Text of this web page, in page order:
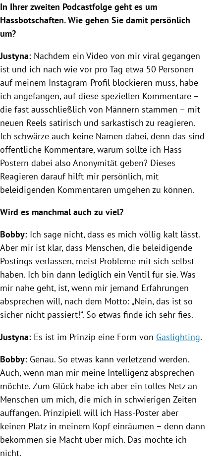
In Ihrer zweiten Podcastfolge geht es um
Hassbotschaften. Wie gehen Sie damit persönlich
um?
Justyna: Nachdem ein Video von mir viral gegangen
ist und ich nach wie vor pro Tag etwa 50 Personen
auf meinem Instagram-Profil blockieren muss, habe
ich angefangen, auf diese speziellen Kommentare –
die fast ausschließlich von Männern stammen – mit
neuen Reels satirisch und sarkastisch zu reagieren.
Ich schwärze auch keine Namen dabei, denn das sind
öffentliche Kommentare, warum sollte ich Hass-
Postern dabei also Anonymität geben? Dieses
Reagieren darauf hilft mir persönlich, mit
beleidigenden Kommentaren umgehen zu können.
Wird es manchmal auch zu viel?
Bobby: Ich sage nicht, dass es mich völlig kalt lässt.
Aber mir ist klar, dass Menschen, die beleidigende
Postings verfassen, meist Probleme mit sich selbst
haben. Ich bin dann lediglich ein Ventil für sie. Was
mir nahe geht, ist, wenn mir jemand Erfahrungen
absprechen will, nach dem Motto: „Nein, das ist so
sicher nicht passiert!“. So etwas finde ich sehr fies.
Justyna: Es ist im Prinzip eine Form von Gaslighting.
Bobby: Genau. So etwas kann verletzend werden.
Auch, wenn man mir meine Intelligenz absprechen
möchte. Zum Glück habe ich aber ein tolles Netz an
Menschen um mich, die mich in schwierigen Zeiten
auffangen. Prinzipiell will ich Hass-Poster aber
keinen Platz in meinem Kopf einräumen – denn dann
bekommen sie Macht über mich. Das möchte ich
nicht.